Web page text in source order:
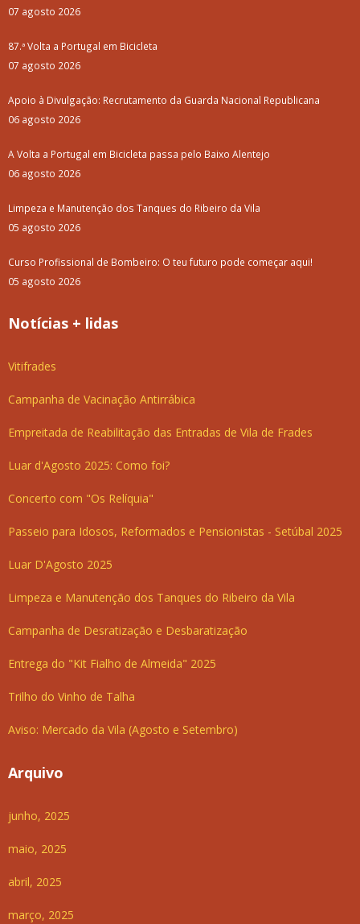
07 agosto 2026
87.ª Volta a Portugal em Bicicleta
07 agosto 2026
Apoio à Divulgação: Recrutamento da Guarda Nacional Republicana
06 agosto 2026
A Volta a Portugal em Bicicleta passa pelo Baixo Alentejo
06 agosto 2026
Limpeza e Manutenção dos Tanques do Ribeiro da Vila
05 agosto 2026
Curso Profissional de Bombeiro: O teu futuro pode começar aqui!
05 agosto 2026
Notícias + lidas
Vitifrades
Campanha de Vacinação Antirrábica
Empreitada de Reabilitação das Entradas de Vila de Frades
Luar d'Agosto 2025: Como foi?
Concerto com "Os Relíquia"
Passeio para Idosos, Reformados e Pensionistas - Setúbal 2025
Luar D'Agosto 2025
Limpeza e Manutenção dos Tanques do Ribeiro da Vila
Campanha de Desratização e Desbaratização
Entrega do "Kit Fialho de Almeida" 2025
Trilho do Vinho de Talha
Aviso: Mercado da Vila (Agosto e Setembro)
Arquivo
junho, 2025
maio, 2025
abril, 2025
março, 2025